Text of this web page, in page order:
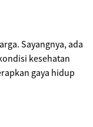
Sayangnya, ada
kesehatan
gaya hidup